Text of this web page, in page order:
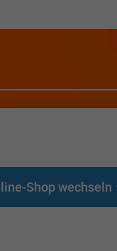
Shop wechseln